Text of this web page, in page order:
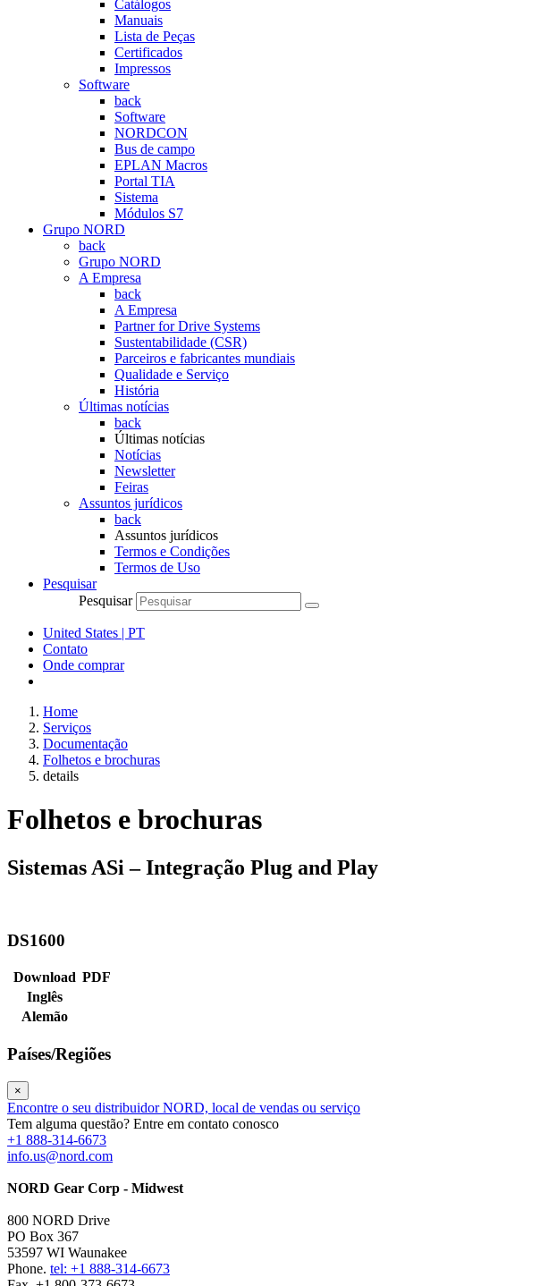
Catálogos
Manuais
Lista de Peças
Certificados
Impressos
Software
back
Software
NORDCON
Bus de campo
EPLAN Macros
Portal TIA
Sistema
Módulos S7
Grupo NORD
back
Grupo NORD
A Empresa
back
A Empresa
Partner for Drive Systems
Sustentabilidade (CSR)
Parceiros e fabricantes mundiais
Qualidade e Serviço
História
Últimas notícias
back
Últimas notícias
Notícias
Newsletter
Feiras
Assuntos jurídicos
back
Assuntos jurídicos
Termos e Condições
Termos de Uso
Pesquisar
Pesquisar
United States | PT
Contato
Onde comprar
Home
Serviços
Documentação
Folhetos e brochuras
details
Folhetos e brochuras
Sistemas ASi – Integração Plug and Play
DS1600
Download PDF
Inglês
Alemão
Países/Regiões
×
Encontre o seu distribuidor NORD, local de vendas ou serviço
Tem alguma questão? Entre em contato conosco
+1 888-314-6673
info.us@nord.com
NORD Gear Corp - Midwest
800 NORD Drive
PO Box 367
53597 WI Waunakee
Phone. tel: +1 888-314-6673